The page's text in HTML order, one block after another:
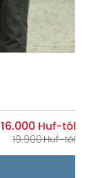
16.000
19.900